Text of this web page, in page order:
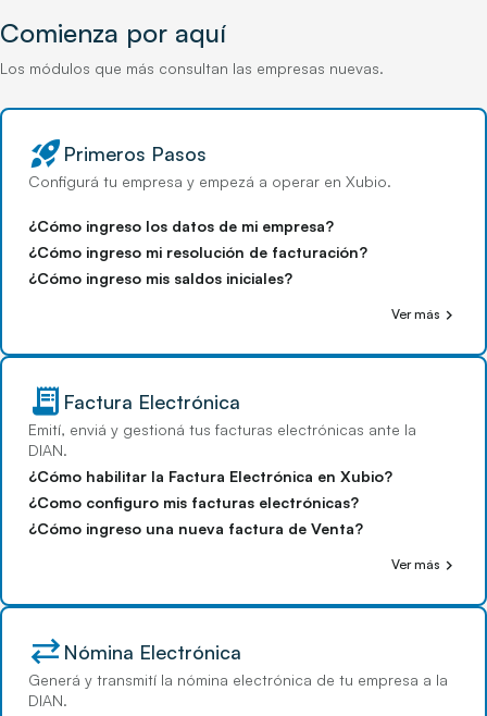
Comienza por aquí
Los módulos que más consultan las empresas nuevas.
rocket_launch Primeros Pasos
Configurá tu empresa y empezá a operar en Xubio.
¿Cómo ingreso los datos de mi empresa?
¿Cómo ingreso mi resolución de facturación?
¿Cómo ingreso mis saldos iniciales?
Ver más chevron_right
receipt_long Factura Electrónica
Emití, enviá y gestioná tus facturas electrónicas ante la
DIAN.
¿Cómo habilitar la Factura Electrónica en Xubio?
¿Como configuro mis facturas electrónicas?
¿Cómo ingreso una nueva factura de Venta?
Ver más chevron_right
sync_altNómina Electrónica
Generá y transmití la nómina electrónica de tu empresa a la
DIAN.